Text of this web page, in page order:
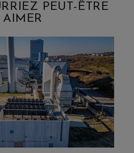
PEUT-ÊTRE
AIMER